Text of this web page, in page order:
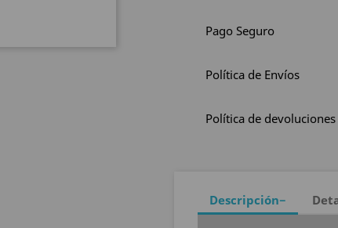
Pago Seguro
Política de Envíos
Política de devoluciones
Descripción